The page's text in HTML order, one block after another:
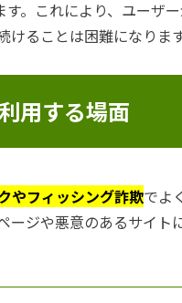
。これにより、ユーザ
ることは困難になります
用する場面
やフィッシング詐欺でよ
ージや悪意のあるサイト